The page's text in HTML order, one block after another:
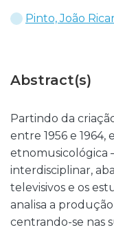
Pinto, João
Abstract(s)
Partindo da
entre 1956 e
etnomusicológica
interdisciplinar,
televisivos e os
analisa a
centrando-se nas